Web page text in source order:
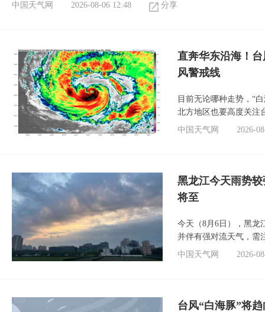
中国天气网 2026-08-06 12:48 分享
直奔华东沿海！
风警戒线
目前无论哪种走势，“
北方地区也要高度关注
中国天气网
2026-
黑龙江今天雨势
将至
今天（8月6日），黑龙
并伴有强对流天气，需
中国天气网
2026-
台风“白海豚”将